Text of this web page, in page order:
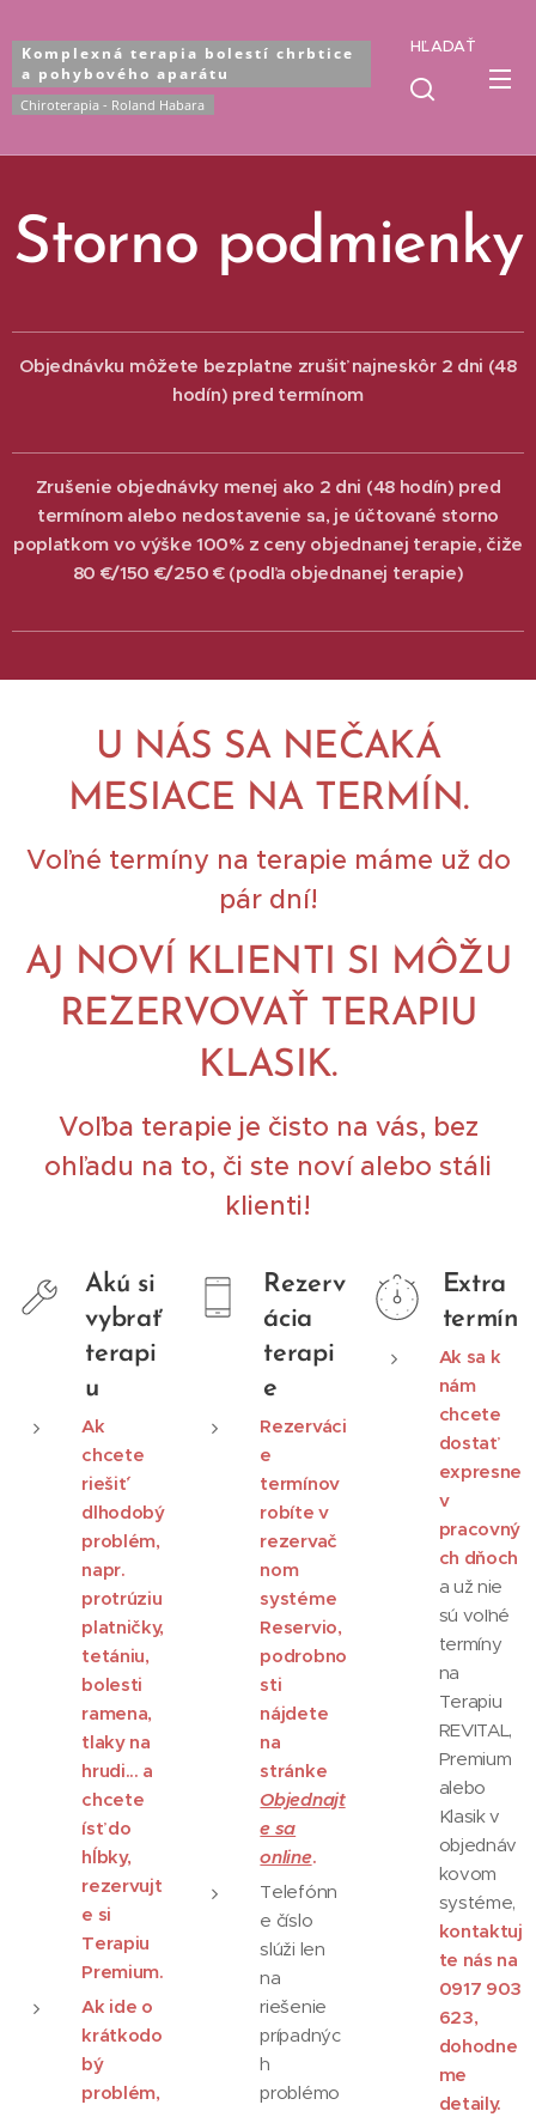
Komplexná terapia bolestí chrbtice
a pohybového aparátu
Chiroterapia - Roland Habara
HĽADAŤ
Storno podmienky
Objednávku môžete bezplatne zrušiť najneskôr 2 dni (48
hodín) pred termínom
Zrušenie objednávky menej ako 2 dni (48 hodín) pred
termínom alebo nedostavenie sa, je účtované storno
poplatkom vo výške 100% z ceny objednanej terapie, čiže
80 €/150 €/250 € (podľa objednanej terapie)
U NÁS SA NEČAKÁ
MESIACE NA TERMÍN.
Voľné termíny na terapie máme už do
pár dní!
AJ NOVÍ KLIENTI SI MÔŽU
REZERVOVAŤ TERAPIU
KLASIK.
Voľba terapie je čisto na vás, bez
ohľadu na to, či ste noví alebo stáli
klienti!
Akú si
vybrať
terapi
u
Ak
chcete
riešiť´
dlhodobý
problém,
napr.
protrúziu
platničky,
tetániu,
bolesti
ramena,
tlaky na
hrudi... a
chcete
ísť do
hĺbky,
rezervujt
e si
Terapiu
Premium.
Ak ide o
krátkodo
bý
problém,
Rezerv
ácia
terapi
e
Rezerváci
e
termínov
robíte v
rezervač
nom
systéme
Reservio,
podrobno
sti
nájdete
na
stránke
Objednajt
e sa
online.
Telefónn
e číslo
slúži len
na
riešenie
prípadnýc
h
problémo
Extra
termín
Ak sa k
nám
chcete
dostať
expresne
v
pracovný
ch dňoch
a už nie
sú voľné
termíny
na
Terapiu
REVITAL,
Premium
alebo
Klasik v
objednáv
kovom
systéme,
kontaktuj
te nás na
0917 903
623,
dohodne
me
detaily.